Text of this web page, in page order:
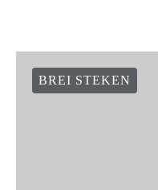
BREI STEKEN